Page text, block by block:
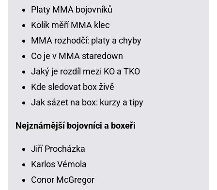
Platy MMA bojovníků
Kolik měří MMA klec
MMA rozhodčí: platy a chyby
Co je v MMA staredown
Jaký je rozdíl mezi KO a TKO
Kde sledovat box živě
Jak sázet na box: kurzy a tipy
Nejznámější bojovníci a boxeři
Jiří Procházka
Karlos Vémola
Conor McGregor